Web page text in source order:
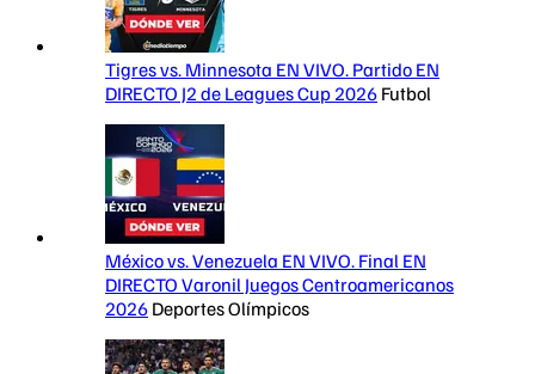
Tigres vs. Minnesota EN VIVO. Partido EN
DIRECTO J2 de Leagues Cup 2026 Futbol
México vs. Venezuela EN VIVO. Final EN
DIRECTO Varonil Juegos Centroamericanos
2026 Deportes Olímpicos